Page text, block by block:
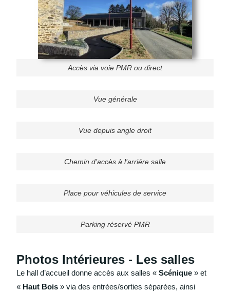
Accès via voie PMR ou direct
Vue générale
Vue depuis angle droit
Chemin d’accès à l’arriére salle
Place pour véhicules de service
Parking réservé PMR
Photos Intérieures - Les salles
Le hall d’accueil donne accès aux salles «Scénique » et
« Haut Bois » via des entrées/sorties séparées, ainsi